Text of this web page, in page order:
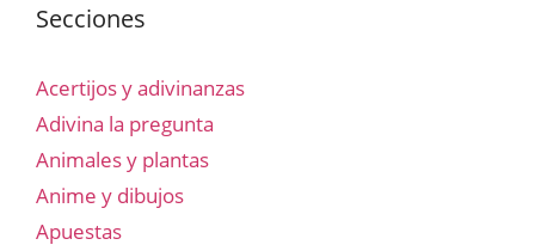
Secciones
Acertijos y adivinanzas
Adivina la pregunta
Animales y plantas
Anime y dibujos
Apuestas